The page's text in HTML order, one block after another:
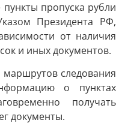
пропуска рубли
Президента РФ,
от наличия
и иных документов.
следования
о пунктах
получать
документы.